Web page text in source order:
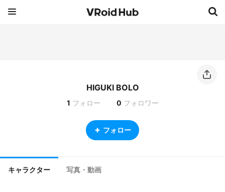
HIGUKI BOLO
1 フォロー 0 フォロワー
フォロー
キャラクター 写真・動画